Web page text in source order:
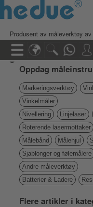
Produsent av måleverktøy
Oppdag
Markeringsverktøy
Vinkelmåler
Nivellering
Linjelaser
Roterende lasermottaker
Målebånd
Målehjul
Sjablonger og følemålere
Andre måleverktøy
Batterier & Ladere
Flere artikler i